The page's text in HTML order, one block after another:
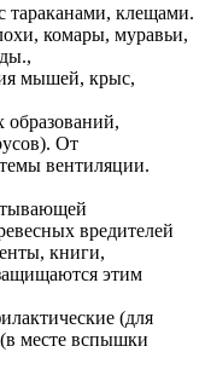
тараканами, клещами.
комары, муравьи,
мышей, крыс,
образований,
От
вентиляции.
вредителей
книги,
этим
(для
месте вспышки